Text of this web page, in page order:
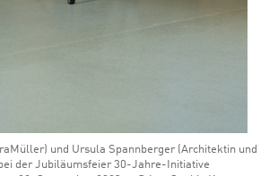
und Ursula Spannberger (Architektin und
der Jubiläumsfeier 30-Jahre-Initiative